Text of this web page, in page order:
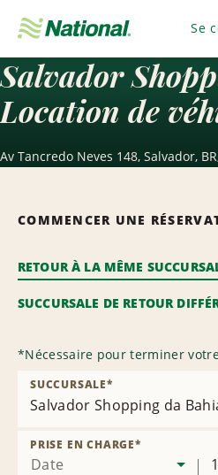
navigation
Se
Salvador
Location de
Av Tancredo Neves 148, Salvador,
COMMENCER UNE
RETOUR À LA MÊME
SUCCURSALE DE RETOUR
*Nécessaire pour terminer
Salvador Shopping da
SUCCURSALE*
Date
PRISE EN CHARGE*